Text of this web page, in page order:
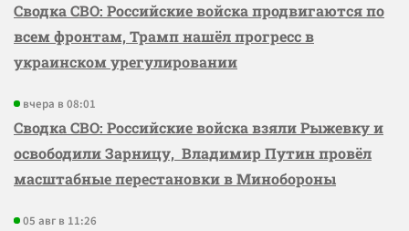
Сводка СВО: Российские войска продвигаются по
всем фронтам, Трамп нашёл прогресс в
украинском урегулировании
вчера в 08:01
Сводка СВО: Российские войска взяли Рыжевку и
освободили Зарницу, Владимир Путин провёл
масштабные перестановки в Минобороны
05 авг в 11:26